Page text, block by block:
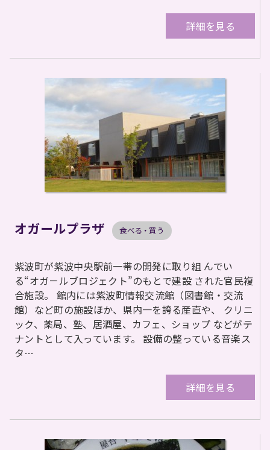
詳細を見る
オガールプラザ 食べる・買う
紫波町が紫波中央駅前一帯の開発に取り組 んでい
る“オガ－ルブロジェクト”のもとで建設 された官民複
合施設。 館内には紫波町情報交流館（図書館・交流
館）など町の施設ほか、県内一を誇る産直や、 クリニ
ック、薬局、塾、居酒屋、カフェ、ショップ などがテ
ナントとして入っています。 設備の整っている音楽ス
タ…
詳細を見る